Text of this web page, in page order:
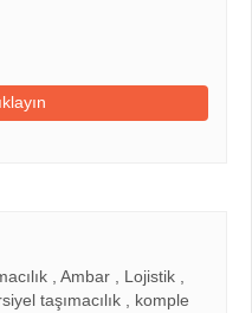
, Ambar , Lojistik ,
taşımacılık , komple